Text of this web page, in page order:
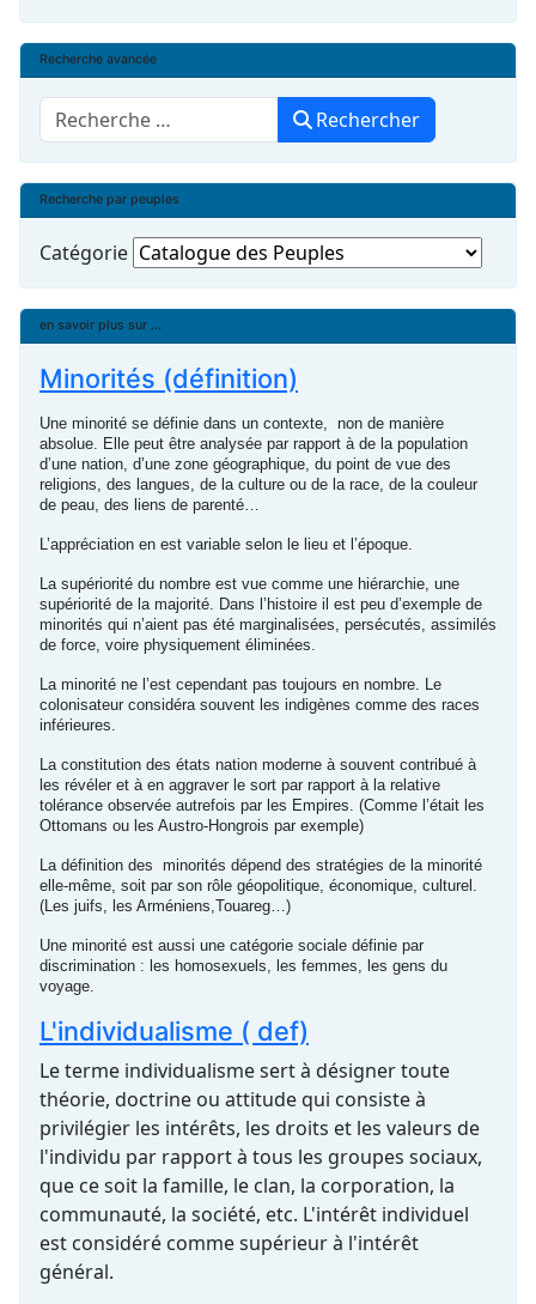
Recherche avancée
Rechercher Rechercher
Recherche par peuples
Catégorie
en savoir plus sur ...
Minorités (définition)
Une minorité se définie dans un contexte, non de manière
absolue. Elle peut être analysée par rapport à de la population
d’une nation, d’une zone géographique, du point de vue des
religions, des langues, de la culture ou de la race, de la couleur
de peau, des liens de parenté…
L’appréciation en est variable selon le lieu et l’époque.
La supériorité du nombre est vue comme une hiérarchie, une
supériorité de la majorité. Dans l’histoire il est peu d’exemple de
minorités qui n’aient pas été marginalisées, persécutés, assimilés
de force, voire physiquement éliminées.
La minorité ne l’est cependant pas toujours en nombre. Le
colonisateur considéra souvent les indigènes comme des races
inférieures.
La constitution des états nation moderne à souvent contribué à
les révéler et à en aggraver le sort par rapport à la relative
tolérance observée autrefois par les Empires. (Comme l’était les
Ottomans ou les Austro-Hongrois par exemple)
La définition des minorités dépend des stratégies de la minorité
elle-même, soit par son rôle géopolitique, économique, culturel.
(Les juifs, les Arméniens,Touareg…)
Une minorité est aussi une catégorie sociale définie par
discrimination : les homosexuels, les femmes, les gens du
voyage.
L'individualisme ( def)
Le terme individualisme sert à désigner toute
théorie, doctrine ou attitude qui consiste à
privilégier les intérêts, les droits et les valeurs de
l'individu par rapport à tous les groupes sociaux,
que ce soit la famille, le clan, la corporation, la
communauté, la société, etc. L'intérêt individuel
est considéré comme supérieur à l'intérêt
général.